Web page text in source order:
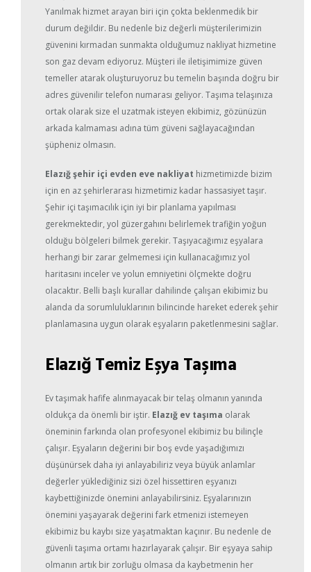
Yanılmak hizmet arayan biri için çokta beklenmedik bir
durum değildir. Bu nedenle biz değerli müşterilerimizin
güvenini kırmadan sunmakta olduğumuz nakliyat hizmetine
son gaz devam ediyoruz. Müşteri ile iletişimimize güven
temeller atarak oluşturuyoruz bu temelin başında doğru bir
adres güvenilir telefon numarası geliyor. Taşıma telaşınıza
ortak olarak size el uzatmak isteyen ekibimiz, gözünüzün
arkada kalmaması adına tüm güveni sağlayacağından
şüpheniz olmasın.
Elazığ şehir içi evden eve nakliyat hizmetimizde bizim
için en az şehirlerarası hizmetimiz kadar hassasiyet taşır.
Şehir içi taşımacılık için iyi bir planlama yapılması
gerekmektedir, yol güzergahını belirlemek trafiğin yoğun
olduğu bölgeleri bilmek gerekir. Taşıyacağımız eşyalara
herhangi bir zarar gelmemesi için kullanacağımız yol
haritasını inceler ve yolun emniyetini ölçmekte doğru
olacaktır. Belli başlı kurallar dahilinde çalışan ekibimiz bu
alanda da sorumluluklarının bilincinde hareket ederek şehir
planlamasına uygun olarak eşyaların paketlenmesini sağlar.
Elazığ Temiz Eşya Taşıma
Ev taşımak hafife alınmayacak bir telaş olmanın yanında
oldukça da önemli bir iştir. Elazığ ev taşıma olarak
öneminin farkında olan profesyonel ekibimiz bu bilinçle
çalışır. Eşyaların değerini bir boş evde yaşadığımızı
düşünürsek daha iyi anlayabiliriz veya büyük anlamlar
değerler yüklediğiniz sizi özel hissettiren eşyanızı
kaybettiğinizde önemini anlayabilirsiniz. Eşyalarınızın
önemini yaşayarak değerini fark etmenizi istemeyen
ekibimiz bu kaybı size yaşatmaktan kaçınır. Bu nedenle de
güvenli taşıma ortamı hazırlayarak çalışır. Bir eşyaya sahip
olmanın artık bir zorluğu olmasa da kaybetmenin her